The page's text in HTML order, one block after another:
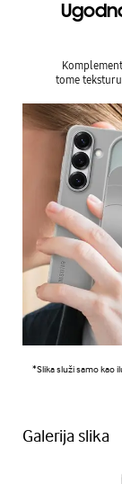
tome
*Slika služi samo kao
Galerija slika